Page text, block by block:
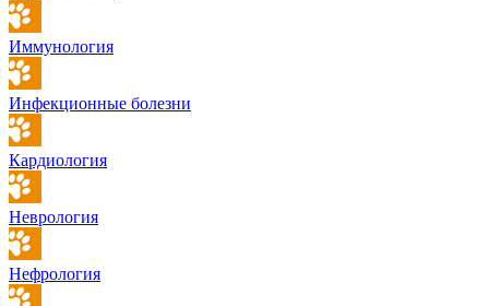
Иммунология
Инфекционные болезни
Кардиология
Неврология
Нефрология